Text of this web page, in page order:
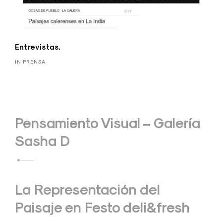
Entrevistas.
IN PRENSA
Navegación
de
entradas
Pensamiento Visual – Galería
Sasha D
La Representación del
Paisaje en Festo deli&fresh